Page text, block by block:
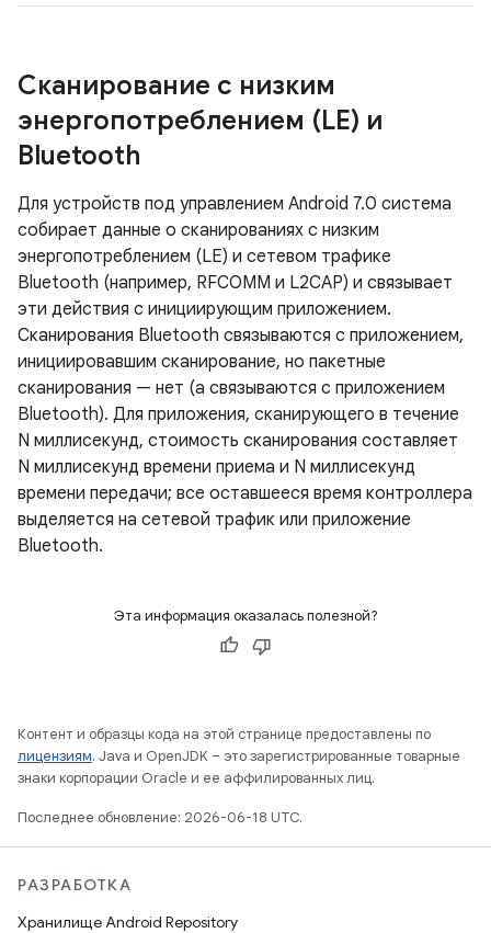
Сканирование с низким
энергопотреблением (LE) и
Bluetooth
Для устройств под управлением Android 7.0 система
собирает данные о сканированиях с низким
энергопотреблением (LE) и сетевом трафике
Bluetooth (например, RFCOMM и L2CAP) и связывает
эти действия с инициирующим приложением.
Сканирования Bluetooth связываются с приложением,
инициировавшим сканирование, но пакетные
сканирования — нет (а связываются с приложением
Bluetooth). Для приложения, сканирующего в течение
N миллисекунд, стоимость сканирования составляет
N миллисекунд времени приема и N миллисекунд
времени передачи; все оставшееся время контроллера
выделяется на сетевой трафик или приложение
Bluetooth.
Эта информация оказалась полезной?
Контент и образцы кода на этой странице предоставлены по
лицензиям. Java и OpenJDK – это зарегистрированные товарные
знаки корпорации Oracle и ее аффилированных лиц.
Последнее обновление: 2026-06-18 UTC.
РАЗРАБОТКА
Хранилище Android Repository